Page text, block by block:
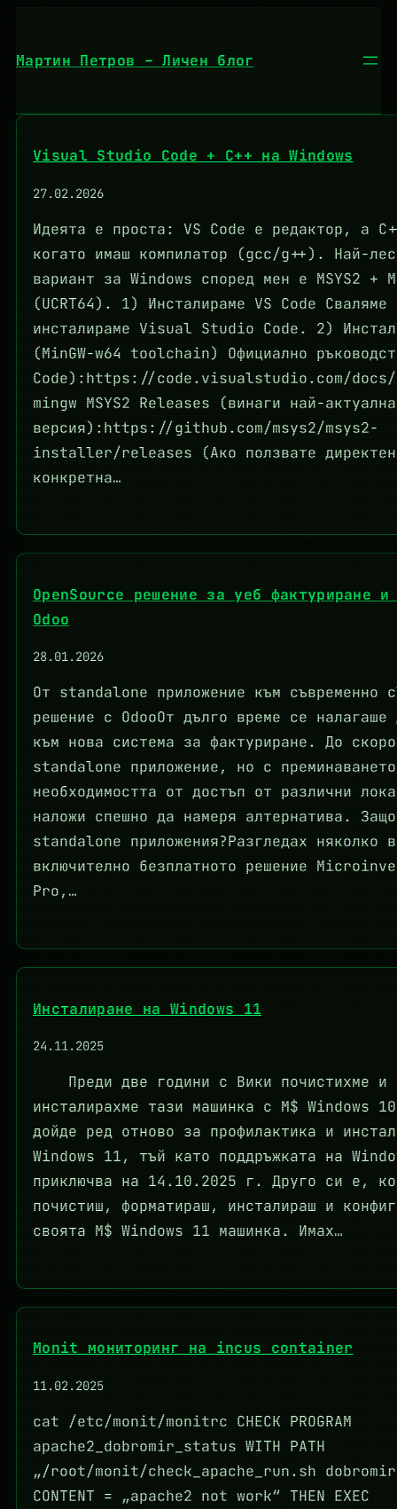
Мартин Петров – Личен блог
Visual Studio Code + C++ на Windows
27.02.2026
Идеята е проста: VS Code е редактор, а
когато имаш компилатор (gcc/g++). Най-
вариант за Windows според мен е MSYS2 +
(UCRT64). 1) Инсталираме VS Code Сваляме
инсталираме Visual Studio Code. 2)
(MinGW-w64 toolchain) Официално
Code):https://code.visualstudio.com/
mingw MSYS2 Releases (винаги най-
версия):https://github.com/msys2/msys2-
installer/releases (Ако ползвате
конкретна…
OpenSource решение за уеб фактуриране
Odoo
28.01.2026
От standalone приложение към съвременно
решение с OdooОт дълго време се налагаше
към нова система за фактуриране. До
standalone приложение, но с
необходимостта от достъп от различни
наложи спешно да намеря алтернатива.
standalone приложения?Разгледах няколко
включително безплатното решение
Pro,…
Инсталиране на Windows 11
24.11.2025
Преди две години с Вики почистихме и
инсталирахме тази машинка с M$ Windows
дойде ред отново за профилактика и
Windows 11, тъй като поддръжката на
приключва на 14.10.2025 г. Друго си е,
почистиш, форматираш, инсталираш и
своята M$ Windows 11 машинка. Имах…
Monit мониторинг на incus container
11.02.2025
cat /etc/monit/monitrc CHECK PROGRAM
apache2_dobromir_status WITH PATH
„/root/monit/check_apache_run.sh
CONTENT = „apache2 not work“ THEN EXEC